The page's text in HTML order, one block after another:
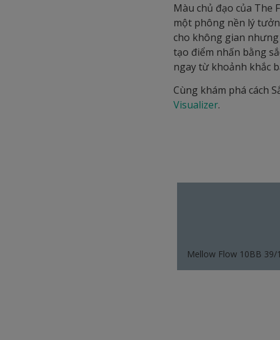
Màu chủ đạo của The
một phông nền lý
cho không gian
tạo điểm nhấn bằng
ngay từ khoảnh khắc
Cùng khám phá cách
Visualizer.
Mellow Flow 10BB 39/